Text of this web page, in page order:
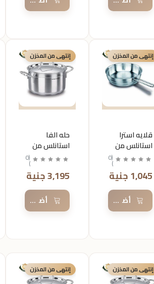
إنتهى من المخزن
قلايه استرا
استانلس من
كركوماز (
0
)
1,045 جنية
أضف إلى السلة
إنتهى من المخزن
حله الفا
استانلس من
كركوماز (
0
)
3,195 جنية
أضف إلى السلة
إنتهى من المخزن إنتهى من المخزن